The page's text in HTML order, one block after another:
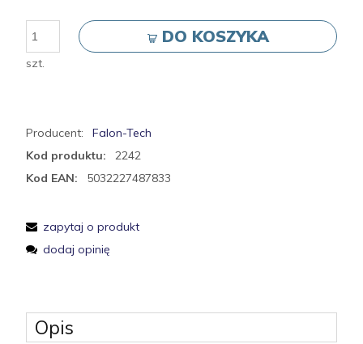
szt.
DO KOSZYKA
Producent:
Falon-Tech
Kod produktu:
2242
Kod EAN:
5032227487833
zapytaj o produkt
dodaj opinię
Opis